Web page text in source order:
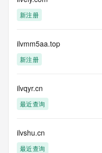
新注册
ilvmm5aa.top
新注册
ilvqyr.cn
最近查询
ilvshu.cn
最近查询